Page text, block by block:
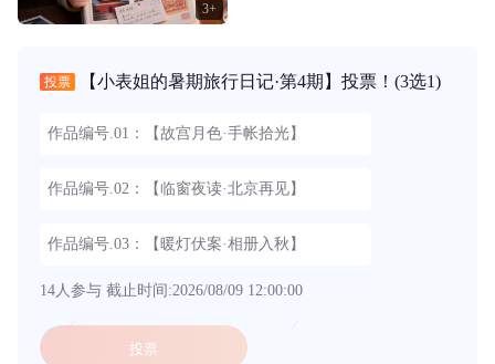
3+
投票 【小表姐的暑期旅行日记·第4期】投票！ (3选1)
作品编号.01：【故宫月色·手帐拾光】
作品编号.02：【临窗夜读·北京再见】
作品编号.03：【暖灯伏案·相册入秋】
14人参与 截止时间:2026/08/09 12:00:00
投票